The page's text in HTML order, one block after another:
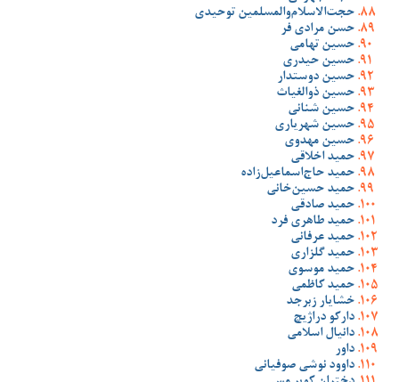
حجت‌الاسلام‌والمسلمین توحیدی
حسن مرادی فر
حسین تهامی
حسین حیدری
حسین دوستدار
حسین ذوالغیاث
حسین شنانی
حسین شهریاری
حسین مهدوی
حمید اخلاقی
حمید حاج‌اسماعیل‌زاده
حمید حسین‌خانی
حمید صادقی
حمید طاهری فرد
حمید عرفانی
حمید گلزاری
حمید موسوی
حمید کاظمی
خشایار زبرجد
دارکو دراژیچ
دانیال اسلامی
داور
داوود نوشی صوفیانی